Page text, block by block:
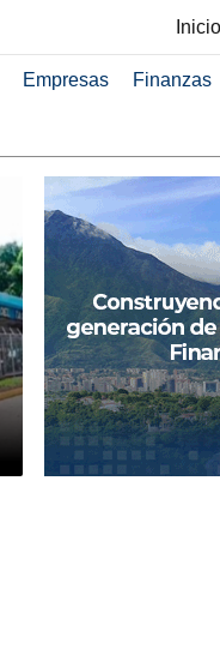
Inicio
Empresas Finanzas